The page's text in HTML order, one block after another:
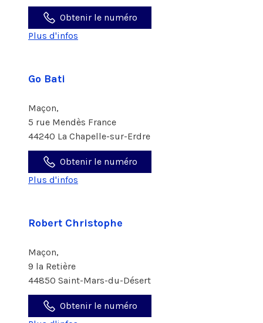
Obtenir le numéro
Plus d'infos
Go Bati
Maçon,
5 rue Mendès France
44240 La Chapelle-sur-Erdre
Obtenir le numéro
Plus d'infos
Robert Christophe
Maçon,
9 la Retière
44850 Saint-Mars-du-Désert
Obtenir le numéro